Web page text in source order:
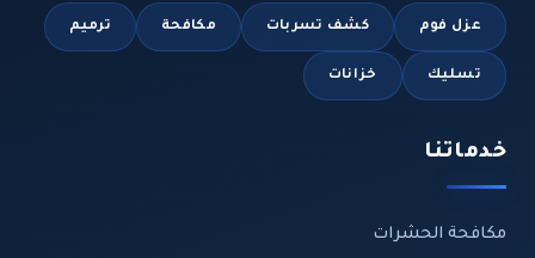
عزل فوم كشف تسربات مكافحة ترميم
تسليك خزانات
خدماتنا
مكافحة الحشرات